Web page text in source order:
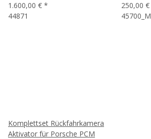
1.600,00 € *
44871
250,00 €
45700_M
Komplettset Rückfahrkamera
Aktivator für Porsche PCM